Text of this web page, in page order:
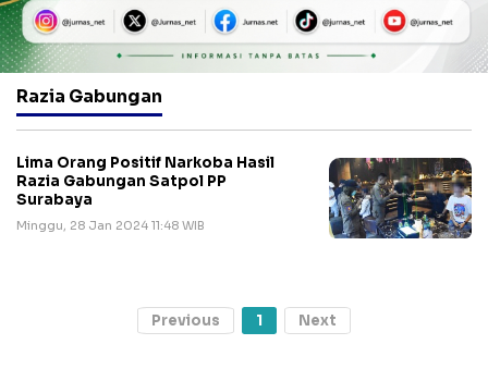
Razia Gabungan
Lima Orang Positif Narkoba Hasil
Razia Gabungan Satpol PP
Surabaya
Minggu, 28 Jan 2024 11:48 WIB
Previous 1 Next